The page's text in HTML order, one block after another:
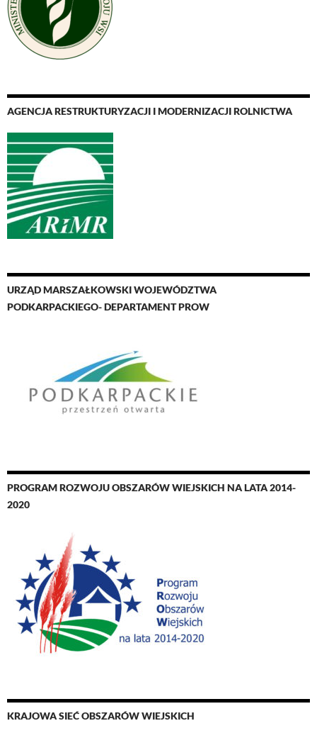
AGENCJA RESTRUKTURYZACJI I MODERNIZACJI ROLNICTWA
URZĄD MARSZAŁKOWSKI WOJEWÓDZTWA
PODKARPACKIEGO- DEPARTAMENT PROW
PROGRAM ROZWOJU OBSZARÓW WIEJSKICH NA LATA 2014-
2020
KRAJOWA SIEĆ OBSZARÓW WIEJSKICH